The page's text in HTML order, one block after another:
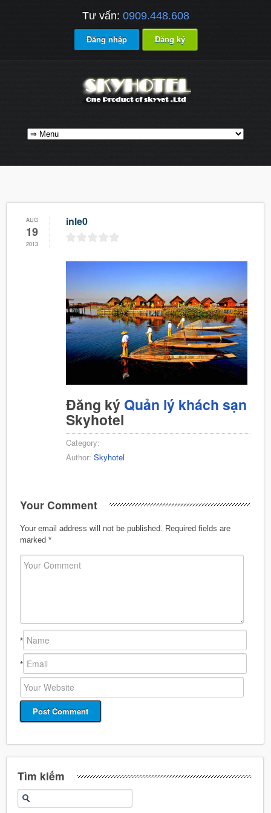
Tư vấn: 0909.448.608
Đăng nhập Đăng ký
AUG
19
2013
inle0
Đăng ký Quản lý khách sạn
Skyhotel
Category:
Author: Skyhotel
Your Comment
Your email address will not be published.
Required fields are
marked *
*
*
Tìm kiếm